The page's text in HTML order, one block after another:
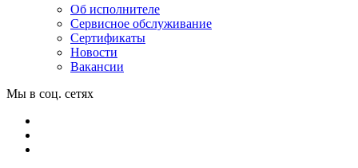
Об исполнителе
Сервисное обслуживание
Сертификаты
Новости
Вакансии
Мы в соц. сетях